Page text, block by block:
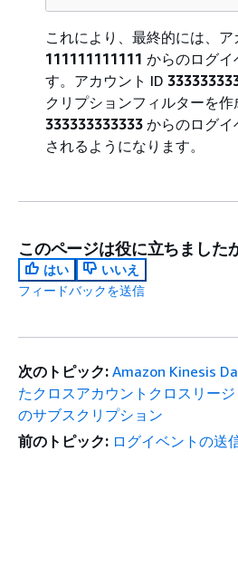
これにより、最終的には、ア
111111111111 からのログイ
す。アカウント ID
クリプションフィルターを
333333333333 からのログ
されるようになります。
このページは役に立ちました
はい
いいえ
フィードバックを送信
次のトピック: Amazon Kinesis
たクロスアカウントクロスリー
のサブスクリプション
前のトピック: ログイベントの送